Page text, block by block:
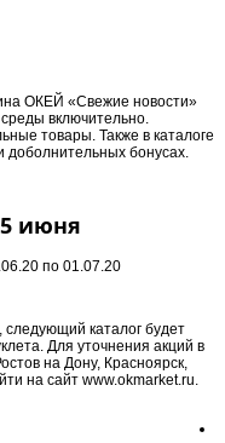
ОКЕЙ «Свежие новости»
включительно.
товары. Также в каталоге
доболнительных бонусах.
июня
по 01.07.20
каталог будет
Для уточнения акций в
на Дону, Красноярск,
на сайт www.okmarket.ru.